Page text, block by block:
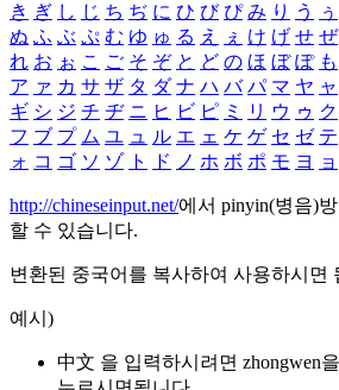
き ぎ し じ ち ぢ に ひ び ぴ み り う ぅ
ぬ ふ ぶ ぷ む ゆ ゅ る え ぇ け げ せ ぜ
れ お ぉ こ ご そ ぞ と ど の ほ ぼ ぽ も
ア ァ カ サ ザ タ ダ ナ ハ バ パ マ ヤ ャ
ギ シ ジ チ ヂ ニ ヒ ビ ピ ミ リ ウ ゥ ク
フ ブ プ ム ユ ュ ル エ ェ ケ ゲ セ ゼ テ
ォ コ ゴ ソ ゾ ト ド ノ ホ ボ ポ モ ヨ ョ
http://chineseinput.net/에서 pinyin(병음)
할 수 있습니다.
변환된 중국어를 복사하여 사용하시면
예시)
中文 을 입력하시려면 zhongwen